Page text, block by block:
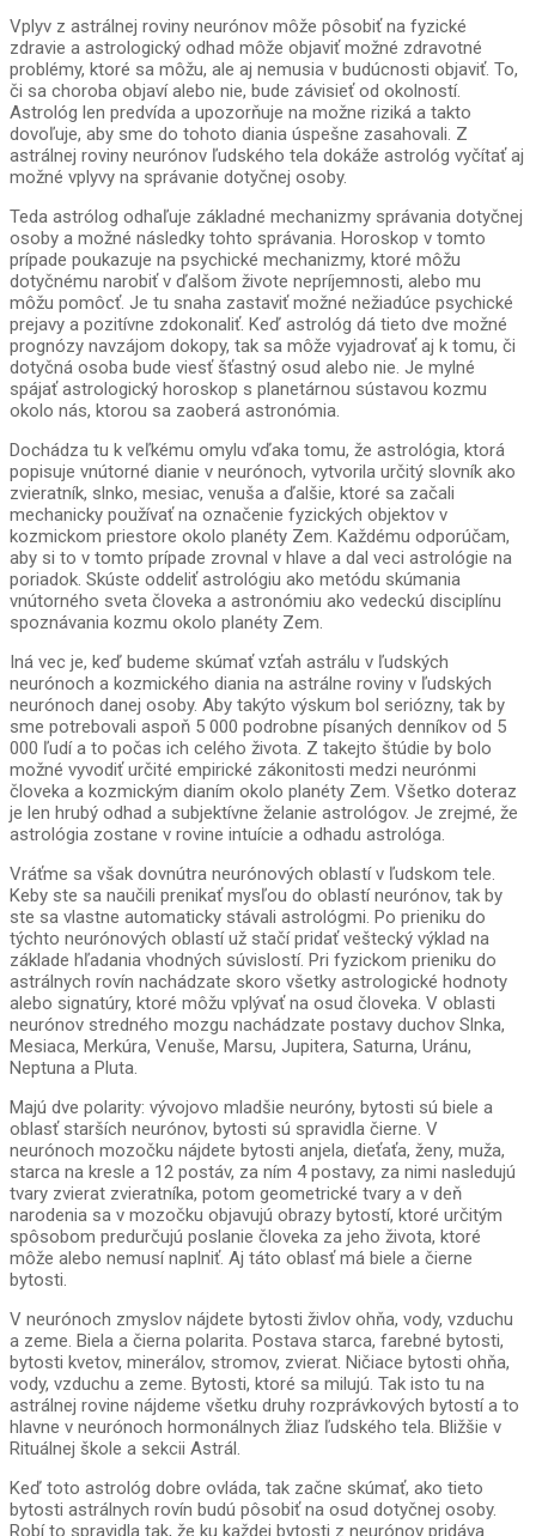
Vplyv z astrálnej roviny neurónov môže pôsobiť na fyzické
zdravie a astrologický odhad môže objaviť možné zdravotné
problémy, ktoré sa môžu, ale aj nemusia v budúcnosti objaviť. To,
či sa choroba objaví alebo nie, bude závisieť od okolností.
Astrológ len predvída a upozorňuje na možne riziká a takto
dovoľuje, aby sme do tohoto diania úspešne zasahovali. Z
astrálnej roviny neurónov ľudského tela dokáže astrológ vyčítať aj
možné vplyvy na správanie dotyčnej osoby.
Teda astrólog odhaľuje základné mechanizmy správania dotyčnej
osoby a možné následky tohto správania. Horoskop v tomto
prípade poukazuje na psychické mechanizmy, ktoré môžu
dotyčnému narobiť v ďalšom živote nepríjemnosti, alebo mu
môžu pomôcť. Je tu snaha zastaviť možné nežiadúce psychické
prejavy a pozitívne zdokonaliť. Keď astrológ dá tieto dve možné
prognózy navzájom dokopy, tak sa môže vyjadrovať aj k tomu, či
dotyčná osoba bude viesť šťastný osud alebo nie. Je mylné
spájať astrologický horoskop s planetárnou sústavou kozmu
okolo nás, ktorou sa zaoberá astronómia.
Dochádza tu k veľkému omylu vďaka tomu, že astrológia, ktorá
popisuje vnútorné dianie v neurónoch, vytvorila určitý slovník ako
zvieratník, slnko, mesiac, venuša a ďalšie, ktoré sa začali
mechanicky používať na označenie fyzických objektov v
kozmickom priestore okolo planéty Zem. Každému odporúčam,
aby si to v tomto prípade zrovnal v hlave a dal veci astrológie na
poriadok. Skúste oddeliť astrológiu ako metódu skúmania
vnútorného sveta človeka a astronómiu ako vedeckú disciplínu
spoznávania kozmu okolo planéty Zem.
Iná vec je, keď budeme skúmať vzťah astrálu v ľudských
neurónoch a kozmického diania na astrálne roviny v ľudských
neurónoch danej osoby. Aby takýto výskum bol seriózny, tak by
sme potrebovali aspoň 5 000 podrobne písaných denníkov od 5
000 ľudí a to počas ich celého života. Z takejto štúdie by bolo
možné vyvodiť určité empirické zákonitosti medzi neurónmi
človeka a kozmickým dianím okolo planéty Zem. Všetko doteraz
je len hrubý odhad a subjektívne želanie astrológov. Je zrejmé, že
astrológia zostane v rovine intuície a odhadu astrológa.
Vráťme sa však dovnútra neurónových oblastí v ľudskom tele.
Keby ste sa naučili prenikať mysľou do oblastí neurónov, tak by
ste sa vlastne automaticky stávali astrológmi. Po prieniku do
týchto neurónových oblastí už stačí pridať veštecký výklad na
základe hľadania vhodných súvislostí. Pri fyzickom prieniku do
astrálnych rovín nachádzate skoro všetky astrologické hodnoty
alebo signatúry, ktoré môžu vplývať na osud človeka. V oblasti
neurónov stredného mozgu nachádzate postavy duchov Slnka,
Mesiaca, Merkúra, Venuše, Marsu, Jupitera, Saturna, Uránu,
Neptuna a Pluta.
Majú dve polarity: vývojovo mladšie neuróny, bytosti sú biele a
oblasť starších neurónov, bytosti sú spravidla čierne. V
neurónoch mozočku nájdete bytosti anjela, dieťaťa, ženy, muža,
starca na kresle a 12 postáv, za ním 4 postavy, za nimi nasledujú
tvary zvierat zvieratníka, potom geometrické tvary a v deň
narodenia sa v mozočku objavujú obrazy bytostí, ktoré určitým
spôsobom predurčujú poslanie človeka za jeho života, ktoré
môže alebo nemusí naplniť. Aj táto oblasť má biele a čierne
bytosti.
V neurónoch zmyslov nájdete bytosti živlov ohňa, vody, vzduchu
a zeme. Biela a čierna polarita. Postava starca, farebné bytosti,
bytosti kvetov, minerálov, stromov, zvierat. Ničiace bytosti ohňa,
vody, vzduchu a zeme. Bytosti, ktoré sa milujú. Tak isto tu na
astrálnej rovine nájdeme všetku druhy rozprávkových bytostí a to
hlavne v neurónoch hormonálnych žliaz ľudského tela. Bližšie v
Rituálnej škole a sekcii Astrál.
Keď toto astrológ dobre ovláda, tak začne skúmať, ako tieto
bytosti astrálnych rovín budú pôsobiť na osud dotyčnej osoby.
Robí to spravidla tak, že ku každej bytosti z neurónov pridáva